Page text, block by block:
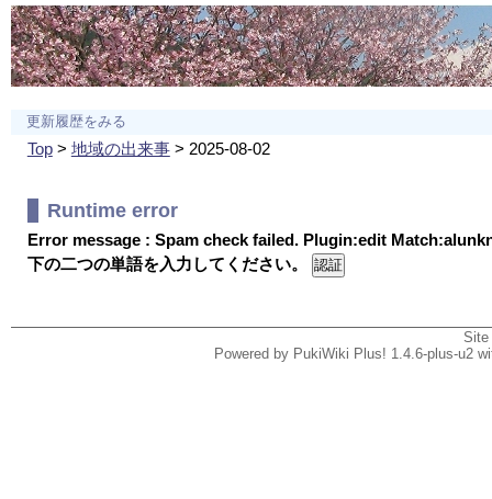
更新履歴をみる
Top> 地域の出来事> 2025-08-02
Runtime error
Error message : Spam check failed. Plugin:edit
下の二つの単語を入力してください。
Powered by PukiWiki Plus! 1.4.6-plus-u2